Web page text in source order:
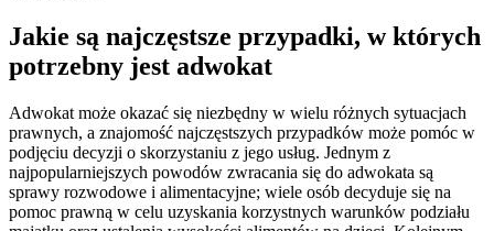
Jakie są najczęstsze przypadki, w których
potrzebny jest adwokat
Adwokat może okazać się niezbędny w wielu różnych sytuacjach
prawnych, a znajomość najczęstszych przypadków może pomóc w
podjęciu decyzji o skorzystaniu z jego usług. Jednym z
najpopularniejszych powodów zwracania się do adwokata są
sprawy rozwodowe i alimentacyjne; wiele osób decyduje się na
pomoc prawną w celu uzyskania korzystnych warunków podziału